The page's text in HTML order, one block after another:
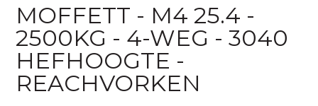
MOFFETT - M4 25.4 -
2500KG - 4-WEG - 3040
HEFHOOGTE -
REACHVORKEN